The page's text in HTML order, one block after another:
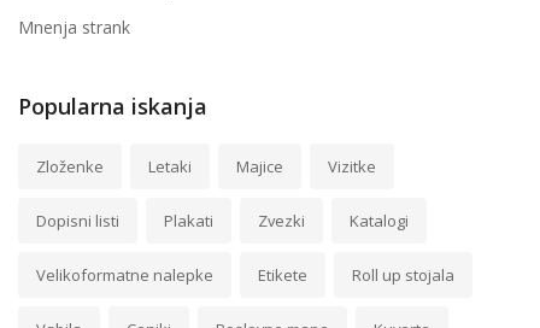
Mnenja strank
Popularna iskanja
Zloženke Letaki Majice Vizitke
Dopisni listi Plakati Zvezki Katalogi
Velikoformatne nalepke Etikete Roll up stojala